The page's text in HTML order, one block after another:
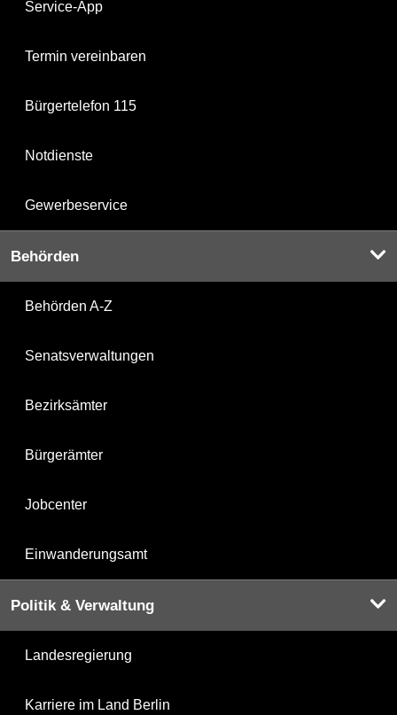
Service-App
Termin vereinbaren
Bürgertelefon 115
Notdienste
Gewerbeservice
Behörden
Behörden A-Z
Senatsverwaltungen
Bezirksämter
Bürgerämter
Jobcenter
Einwanderungsamt
Politik & Verwaltung
Landesregierung
Karriere im Land Berlin